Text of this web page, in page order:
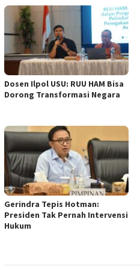
Dosen Ilpol USU: RUU HAM Bisa
Dorong Transformasi Negara
Gerindra Tepis Hotman:
Presiden Tak Pernah Intervensi
Hukum